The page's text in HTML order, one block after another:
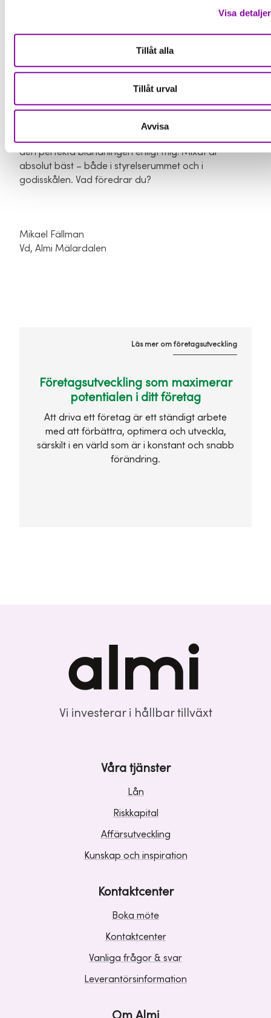
Visa detaljer
Tillåt alla
Tillåt urval
Avvisa
systemet och för alla er, företagare och
entreprenörer.
veckan när jag berättade att Bridgeblandning är min
favoritpåse med godis. De skrattade och tyckte att
den perfekta blandningen enligt mig! Mixat är
absolut bäst – både i styrelserummet och i
godisskålen. Vad föredrar du?
Mikael Fällman
Vd, Almi Mälardalen
Läs mer om företagsutveckling
Företagsutveckling som maximerar
potentialen i ditt företag
Att driva ett företag är ett ständigt arbete
med att förbättra, optimera och utveckla,
särskilt i en värld som är i konstant och snabb
förändring.
Vi investerar i hållbar tillväxt
Våra tjänster
Lån
Riskkapital
Affärsutveckling
Kunskap och inspiration
Kontaktcenter
Boka möte
Kontaktcenter
Vanliga frågor & svar
Leverantörsinformation